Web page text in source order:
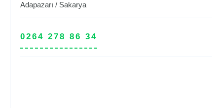
Adapazarı / Sakarya
0264 278 86 34